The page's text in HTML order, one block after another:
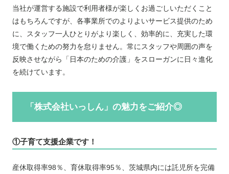
当社が運営する施設で利用者様が楽しくお過ごしいただくこと
はもちろんですが、各事業所でのよりよいサービス提供のため
に、スタッフ一人ひとりがより楽しく、効率的に、充実した環
境で働くための努力を怠りません。常にスタッフや周囲の声を
反映させながら「日本のための介護」をスローガンに日々進化
を続けています。
「株式会社いっしん」の魅力をご紹介◎
①子育て支援企業です！
産休取得率98％、育休取得率95％、茨城県内には託児所を完備